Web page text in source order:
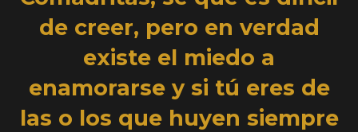
de creer, pero en verdad
existe el miedo a
enamorarse y si tú eres de
las o los que huyen siempre